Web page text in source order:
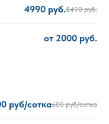
4990 руб.8490 руб.
от 2000 руб.
руб/сотка600 руб/сотка